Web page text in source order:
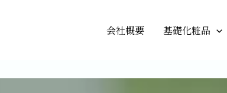
会社概要 基礎化粧品